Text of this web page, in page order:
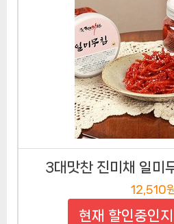
3대맛찬 진미채 일미
12,510원
현재 할인중인지